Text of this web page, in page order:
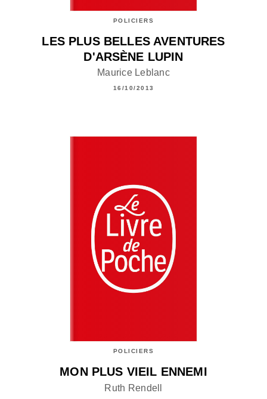
POLICIERS
LES PLUS BELLES AVENTURES
D'ARSÈNE LUPIN
Maurice Leblanc
16/10/2013
POLICIERS
MON PLUS VIEIL ENNEMI
Ruth Rendell